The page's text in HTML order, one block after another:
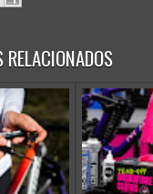
RELACIONADOS